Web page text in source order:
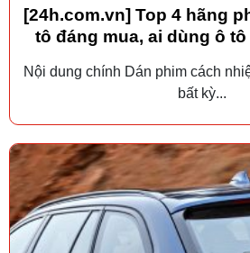
[24h.com.vn] Top 4 hãng
tô đáng mua, ai dùng ô
Nội dung chính Dán phim cách
bất kỳ...